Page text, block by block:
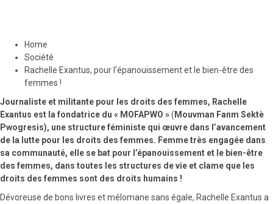
Home
Société
Rachelle Exantus, pour l’épanouissement et le bien-être des
femmes !
Journaliste et militante pour les droits des femmes, Rachelle
Exantus est la fondatrice du « MOFAPWO »( Mouvman Fanm Sektè
Pwogresis), une structure féministe qui œuvre dans l’avancement
de la lutte pour les droits des femmes. Femme très engagée dans
sa communauté, elle se bat pour l’épanouissement et le bien-être
des femmes, dans toutes les structures de vie et clame que les
droits des femmes sont des droits humains !
Dévoreuse de bons livres et mélomane sans égale, Rachelle Exantus a